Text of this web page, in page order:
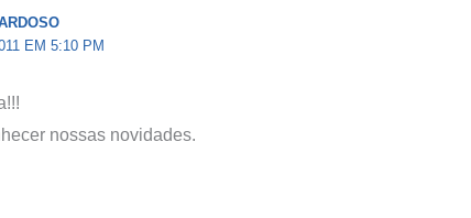
EM 5:10 PM
nossas novidades.